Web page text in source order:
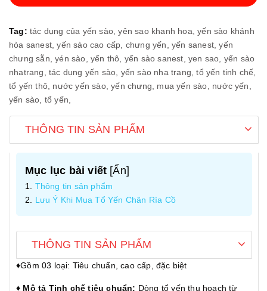
Tag: tác dụng của yến sào,yên sao khanh hoa,yến sào khánh
hòa sanest,yến sào cao cấp, chưng yến,yến sanest,yến
chưng sẵn,yén sào,yến thô, yến sào sanest,yen sao, yến sào
nhatrang, tác dụng yến sào, yến sào nha trang,tổ yến tinh chế,
tổ yến thô, nước yến sào,yến chưng, mua yến sào, nước yến,
yến sào, tổ yến,
THÔNG TIN SẢN PHẨM
Mục lục bài viết [Ẩn]
Thông tin sản phẩm
Lưu Ý Khi Mua Tổ Yến Chân Rìa Cồ
THÔNG TIN SẢN PHẨM
♦️Gồm 03 loại: Tiêu chuẩn, cao cấp, đặc biệt
♦️ Mô tả Tinh chế tiêu chuẩn: Dòng tổ yến thu hoạch từ